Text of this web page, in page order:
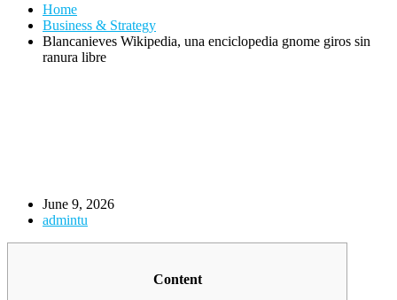
Home
Business & Strategy
Blancanieves Wikipedia, una enciclopedia gnome giros sin
ranura libre
June 9, 2026
admintu
Content